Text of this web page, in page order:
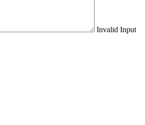
Invalid Input